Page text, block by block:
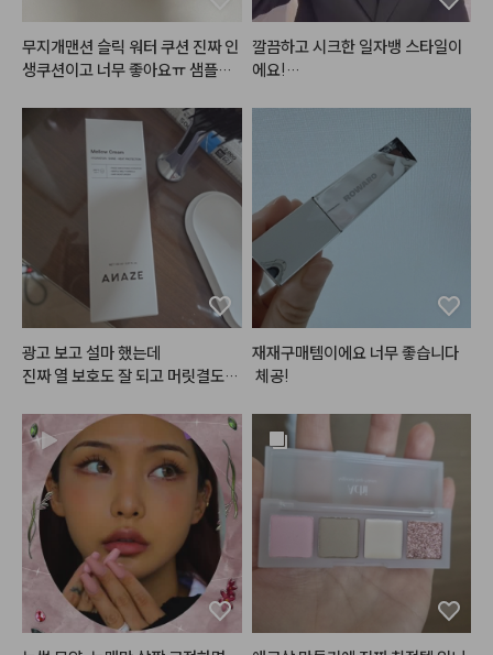
무지개맨션 슬릭 워터 쿠션 진짜 인
생쿠션이고 너무 좋아요ㅠ 샘플로
고 봤는데 단종 진행중이고.. 특히
P21 컬러 본품이 다 품절이더라고
요 그래서 하는수없이 미니 사이즈
라도 일단 쟁였어요.. 본품 디자인
패키지도 감각적이고 사고싶었는
데 일단 미니라도 있어서 좋아요.
슬릭워터쿠션 P21가 완전 대박인
데 좋은 이유가 21호 피부에 완전
착붙 자연스러운 핑크베이스 컬러
에요. 또 이게 메쉬쿠션이라서 내
피부처럼 얇게 밀착되고, 건조하지
않아서 뜨지도 않아서 정말 내 피부
감쪽같이 얇게 가려주고 근데 화떡
느낌 안나서 최애 인생 쿠션ㅠ
깔끔하고 시크한 일자뱅 스타일이
에요!
여러가지로 연출 가능한 스타일입
모두 하시고 예뻐지세요☁️
#하움스타일
광고 보고 설마 했는데
진짜 열 보호도 잘 되고 머릿결도
반짝반짝!
더 열심히 발라보겠습니다!!
재재구매템이에요 너무 좋습니다
체공!